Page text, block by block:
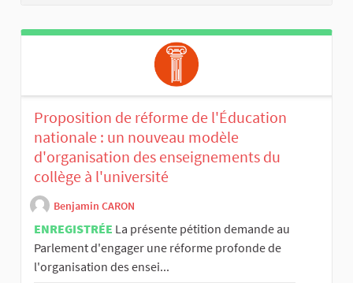
Proposition de réforme de l'Éducation
nationale : un nouveau modèle
d'organisation des enseignements du
collège à l'université
Benjamin CARON
ENREGISTRÉE La présente pétition demande au
Parlement d'engager une réforme profonde de
l'organisation des ensei...